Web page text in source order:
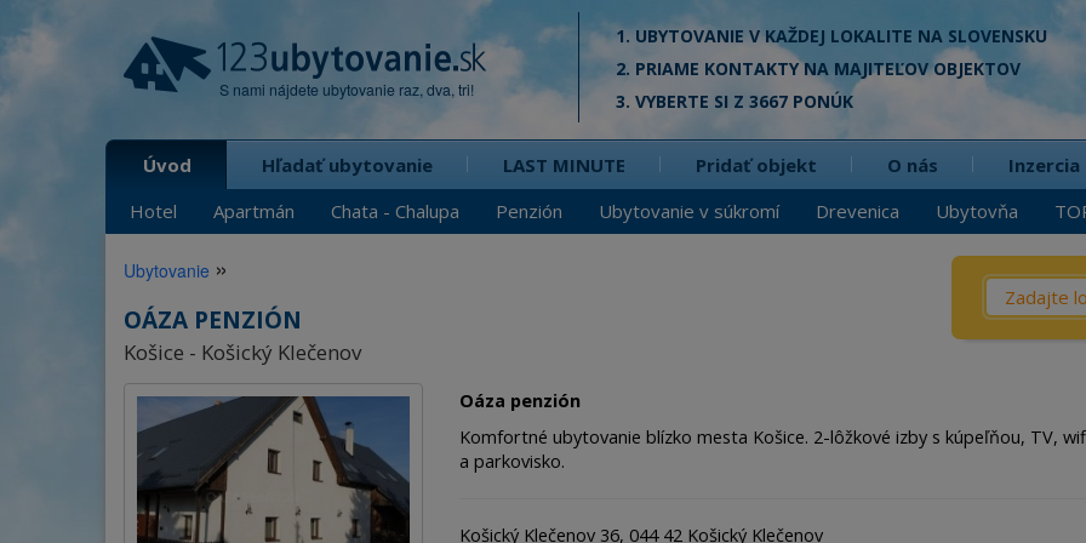
S nami nájdete ubytovanie raz, dva, tri!
1. UBYTOVANIE V KAŽDEJ LOKALITE NA SLOVENSKU
2. PRIAME KONTAKTY NA MAJITEĽOV OBJEKTOV
3. VYBERTE SI Z 3667 PONÚK
Úvod
Hotel
Apartmán Chata - Chalupa Penzión Ubytovanie v súkromí Drevenica Ubytovňa
Hľadať ubytovanie LAST MINUTE Pridať objekt O nás Inzercia
Čo? /
Chata
Ubytovanie »
OÁZA PENZIÓN
Košice - Košický Klečenov
Oáza penzión
Komfortné ubytovanie blízko mesta Košice. 2-lôžkové izby s kúpeľňou, TV,
a parkovisko.
Košický Klečenov 36, 044 42 Košický Klečenov